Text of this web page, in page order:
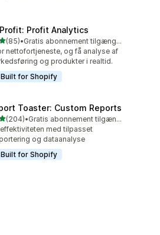
Profit Analytics
af 5 stjerner
(85) i alt
•
Gratis abonnement tilgængeligt
nettofortjeneste, og få analyse af
og produkter i realtid.
Built for Shopify
Toaster: Custom Reports
af 5 stjerner
(204)
anmeldelser i alt
•
Gratis abonnement tilgængeligt
med tilpasset
og dataanalyse
Built for Shopify